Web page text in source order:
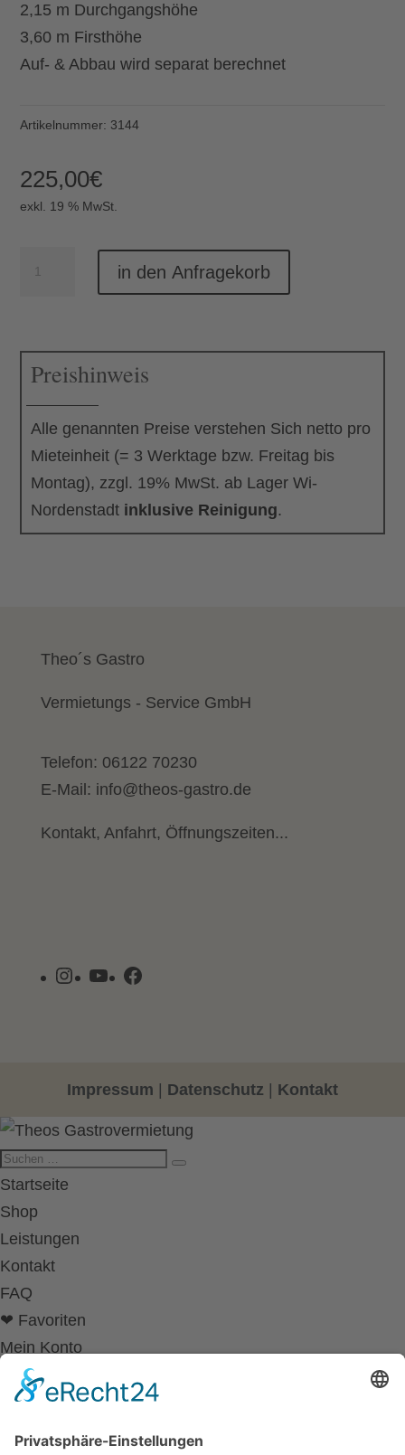
2,15 m Durchgangshöhe
3,60 m Firsthöhe
Auf- & Abbau wird separat berechnet
Artikelnummer: 3144
225,00€
exkl. 19 % MwSt.
m
in den Anfragekorb
Preishinweis
Alle genannten Preise verstehen Sich netto pro
Mieteinheit (= 3 Werktage bzw. Freitag bis
Montag), zzgl. 19% MwSt. ab Lager Wi-
Nordenstadt inklusive Reinigung.
Theo´s Gastro
Vermietungs - Service GmbH
Telefon: 06122 70230
E-Mail: info@theos-gastro.de
Kontakt, Anfahrt, Öffnungszeiten...
Instagram
YouTubeFacebook
Impressum Datenschutz Kontakt
Startseite
Shop
Leistungen
Kontakt
FAQ
❤ Favoriten
Mein Konto